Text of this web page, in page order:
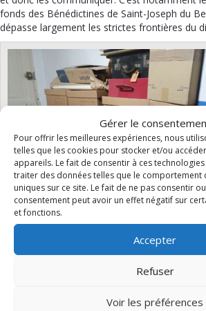
Gérer le
Pour offrir les meilleures expériences, nous
telles que les cookies pour stocker et/ou
appareils. Le fait de consentir à ces
traiter des données telles que le comportement
uniques sur ce site. Le fait de ne pas consentir
consentement peut avoir un effet négatif sur
et fonctions.
Accepter
Refuser
Voir les préférences
fonds des Bénédictines de Saint-Joseph du
dépasse largement les strictes frontières du